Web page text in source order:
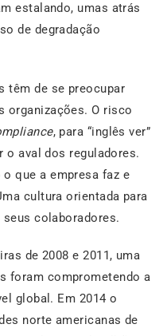
estalando, umas atrás
de degradação
têm de se preocupar
organizações. O risco
, para “inglês ver”
o aval dos reguladores.
que a empresa faz e
cultura orientada para
colaboradores.
de 2008 e 2011, uma
foram comprometendo a
global. Em 2014 o
norte americanas de